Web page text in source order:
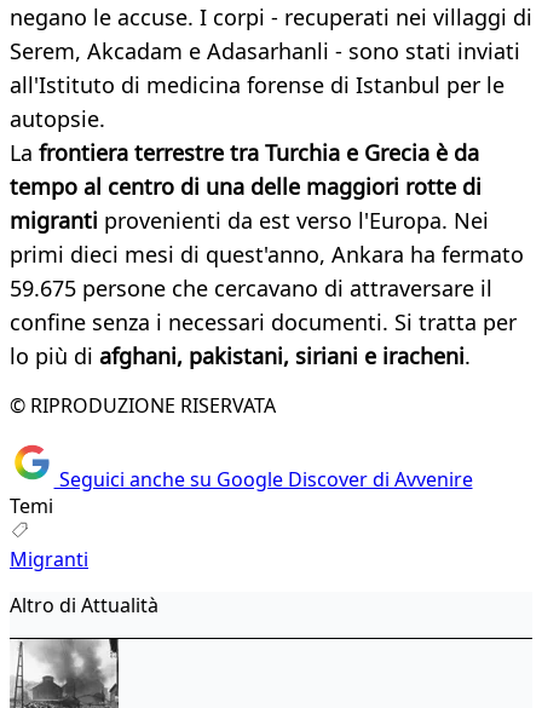
negano le accuse. I corpi - recuperati nei villaggi di
Serem, Akcadam e Adasarhanli - sono stati inviati
all'Istituto di medicina forense di Istanbul per le
autopsie.
La frontiera terrestre tra Turchia e Grecia è da
tempo al centro di una delle maggiori rotte di
migranti provenienti da est verso l'Europa. Nei
primi dieci mesi di quest'anno, Ankara ha fermato
59.675 persone che cercavano di attraversare il
confine senza i necessari documenti. Si tratta per
lo più di afghani, pakistani, siriani e iracheni.
© RIPRODUZIONE RISERVATA
Seguici anche su Google Discover di Avvenire
Temi
Migranti
Altro di Attualità